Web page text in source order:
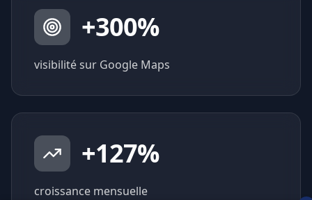
+300%
visibilité sur Google Maps
+127%
croissance mensuelle